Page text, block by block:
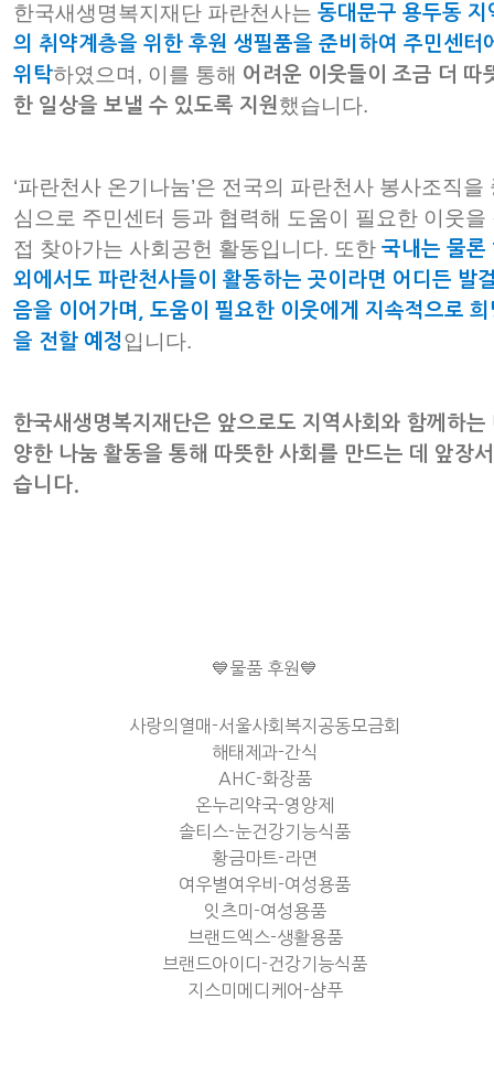
한국새생명복지재단 파란천사는 동대문구 용두동 지
의 취약계층을 위한 후원 생필품을 준비하여 주민센터
위탁하였으며, 이를 통해 어려운 이웃들이 조금 더 따
한 일상을 보낼 수 있도록 지원 했습니다.
‘파란천사 온기나눔’은 전국의 파란천사 봉사조직을
심으로 주민센터 등과 협력해 도움이 필요한 이웃을
접 찾아가는 사회공헌 활동입니다. 또한 국내는 물론
외에서도 파란천사들이 활동하는 곳이라면 어디든 발
음을 이어가며, 도움이 필요한 이웃에게 지속적으로 희
을 전할 예정 입니다.
한국새생명복지재단은 앞으로도 지역사회와 함께하는
양한 나눔 활동을 통해 따뜻한 사회를 만드는 데 앞장
습니다.
💙물품 후원💙
사랑의열매-서울사회복지공동모금회
해태제과-간식
AHC-화장품
온누리약국-영양제
솔티스-눈건강기능식품
황금마트-라면
여우별여우비-여성용품
잇츠미-여성용품
브랜드엑스-생활용품
브랜드아이디-건강기능식품
지스미메디케어-샴푸